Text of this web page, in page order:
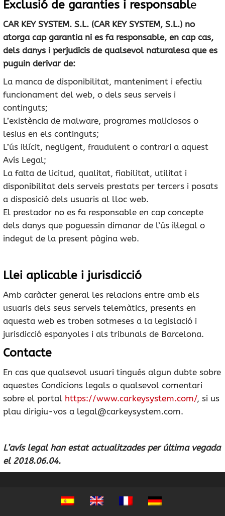
Exclusió de garanties i responsable
CAR KEY SYSTEM. S.L. (CAR KEY SYSTEM, S.L.) no
atorga cap garantia ni es fa responsable, en cap cas,
dels danys i perjudicis de qualsevol naturalesa que es
puguin derivar de:
La manca de disponibilitat, manteniment i efectiu
funcionament del web, o dels seus serveis i
continguts;
L’existència de malware, programes maliciosos o
lesius en els continguts;
L’ús il·lícit, negligent, fraudulent o contrari a aquest
Avís Legal;
La falta de licitud, qualitat, fiabilitat, utilitat i
disponibilitat dels serveis prestats per tercers i posats
a disposició dels usuaris al lloc web.
El prestador no es fa responsable en cap concepte
dels danys que poguessin dimanar de l’ús il·legal o
indegut de la present pàgina web.
Llei aplicable i jurisdicció
Amb caràcter general les relacions entre amb els
usuaris dels seus serveis telemàtics, presents en
aquesta web es troben sotmeses a la legislació i
jurisdicció espanyoles i als tribunals de Barcelona.
Contacte
En cas que qualsevol usuari tingués algun dubte sobre
aquestes Condicions legals o qualsevol comentari
sobre el portal https://www.carkeysystem.com/, si us
plau dirigiu-vos a legal@carkeysystem.com.
L’avís legal han estat actualitzades per última vegada
el 2018.06.04.